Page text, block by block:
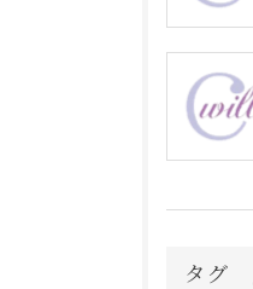
タグ